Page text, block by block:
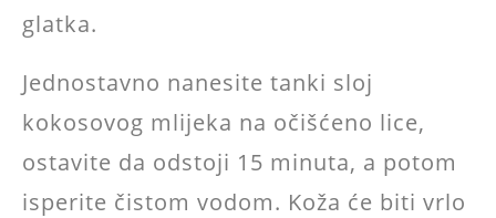
glatka.
Jednostavno nanesite tanki sloj
kokosovog mlijeka na očišćeno lice,
ostavite da odstoji 15 minuta, a potom
isperite čistom vodom. Koža će biti vrlo